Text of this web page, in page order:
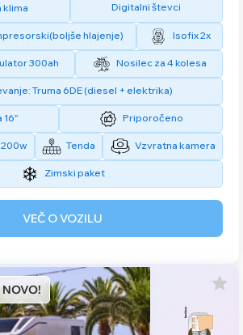
klima Digitalni števci
hlajenje) Isofix 2x
300ah Nosilec za 4 kolesa
Truma 6DE (diesel + elektrika)
16" Priporočeno
Tenda Vzvratna kamera
Zimski paket
VEČ O VOZILU
NOVO!